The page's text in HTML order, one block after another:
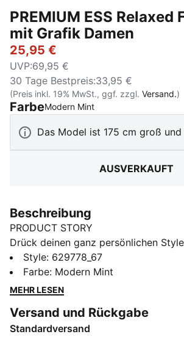
PREMIUM ESS Relaxed
mit Grafik Damen
25,95 €
UVP:69,95 €
30 Tage Bestpreis:33,95 €
(Preis inkl. 19% MwSt., ggf. zzgl. Versand.)
FarbeModern Mint:
Das Model ist 175 cm groß
AUSVERKAUFT
Beschreibung
PRODUCT STORY
Drück deinen ganz persönlichen
diesem Relaxed Fit Hoodie. Der
Kettenstich-Details und die Kordelzug-
Metall setzen markante Akzente.
komplett. Zeig deinen Style mit PUMA.
FEATURES + VORTEILE
Style: 629778_67
Farbe: Modern Mint
MEHR LESEN
Versand und Rückgabe
Standardversand